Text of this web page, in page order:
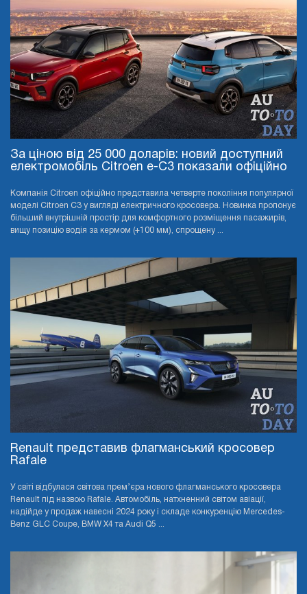
За ціною від 25 000 доларів: новий доступний
електромобіль Citroen e-C3 показали офіційно
Компанія Citroen офіційно представила четверте покоління популярної
моделі Citroen C3 у вигляді електричного кросовера. Новинка пропонує
більший внутрішній простір для комфортного розміщення пасажирів,
вищу позицію водія за кермом (+100 мм), спрощену ...
Renault представив флагманський кросовер
Rafale
У світі відбулася світова прем’єра нового флагманського кросовера
Renault під назвою Rafale. Автомобіль, натхненний світом авіації,
надійде у продаж навесні 2024 року і складе конкуренцію Mercedes-
Benz GLC Coupe, BMW X4 та Audi Q5 ...